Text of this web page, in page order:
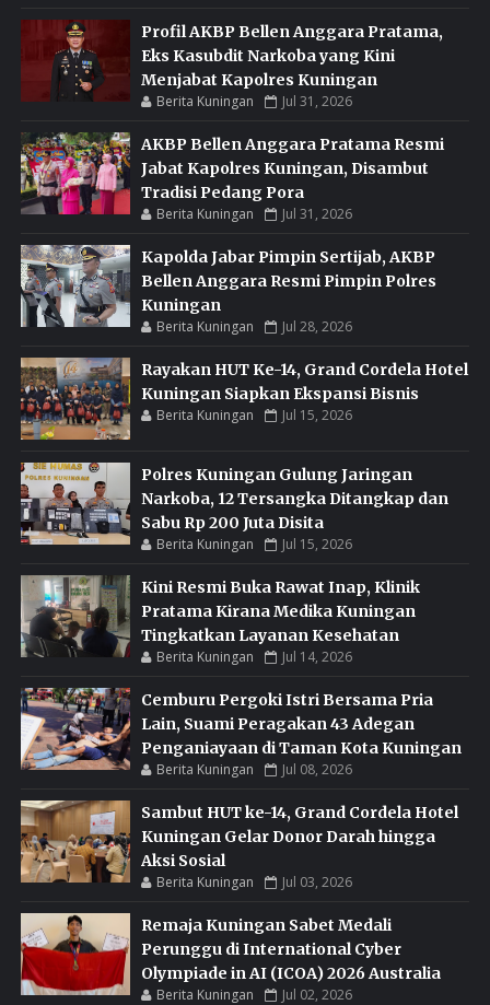
Profil AKBP Bellen Anggara Pratama,
Eks Kasubdit Narkoba yang Kini
Menjabat Kapolres Kuningan
Berita Kuningan Jul 31, 2026
AKBP Bellen Anggara Pratama Resmi
Jabat Kapolres Kuningan, Disambut
Tradisi Pedang Pora
Berita Kuningan Jul 31, 2026
Kapolda Jabar Pimpin Sertijab, AKBP
Bellen Anggara Resmi Pimpin Polres
Kuningan
Berita Kuningan Jul 28, 2026
Rayakan HUT Ke-14, Grand Cordela Hotel
Kuningan Siapkan Ekspansi Bisnis
Berita Kuningan Jul 15, 2026
Polres Kuningan Gulung Jaringan
Narkoba, 12 Tersangka Ditangkap dan
Sabu Rp 200 Juta Disita
Berita Kuningan Jul 15, 2026
Kini Resmi Buka Rawat Inap, Klinik
Pratama Kirana Medika Kuningan
Tingkatkan Layanan Kesehatan
Berita Kuningan Jul 14, 2026
Cemburu Pergoki Istri Bersama Pria
Lain, Suami Peragakan 43 Adegan
Penganiayaan di Taman Kota Kuningan
Berita Kuningan Jul 08, 2026
Sambut HUT ke-14, Grand Cordela Hotel
Kuningan Gelar Donor Darah hingga
Aksi Sosial
Berita Kuningan Jul 03, 2026
Remaja Kuningan Sabet Medali
Perunggu di International Cyber
Olympiade in AI (ICOA) 2026 Australia
Berita Kuningan Jul 02, 2026